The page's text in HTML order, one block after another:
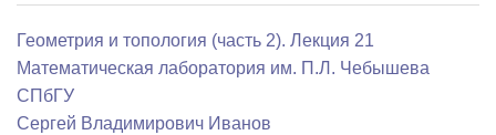
Геометрия и топология (часть 2). Лекция 21
Математичеcкая лаборатория им. П.Л. Чебышева
СПбГУ
Сергей Владимирович Иванов